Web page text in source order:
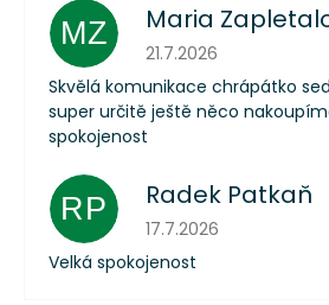
MZ Maria
Hodnocení obchodu je
21.7.2026
Skvělá komunikace chrápátko
super určitě ještě něco
spokojenost
RP Radek Patkaň
Hodnocení obchodu je
17.7.2026
Velká spokojenost